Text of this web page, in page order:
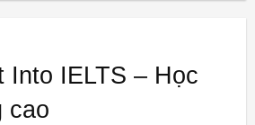
Into IELTS – Học
cao